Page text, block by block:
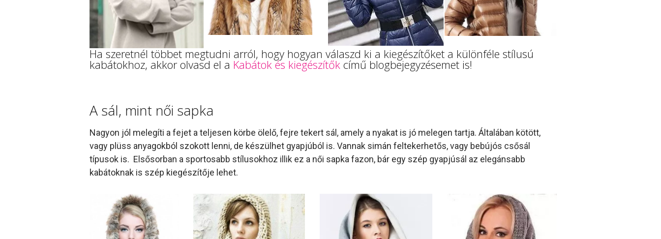
Ha szeretnél többet megtudni arról, hogy hogyan válaszd ki a kiegészítőket a különféle stílusú
kabátokhoz, akkor olvasd el a Kabátok és kiegészítők című blogbejegyzésemet is!
A sál, mint női sapka
Nagyon jól melegíti a fejet a teljesen körbe ölelő, fejre tekert sál, amely a nyakat is jó melegen tartja. Általában kötött,
vagy plüss anyagokból szokott lenni, de készülhet gyapjúból is. Vannak simán feltekerhetős, vagy bebújós csősál
típusok is. Elsősorban a sportosabb stílusokhoz illik ez a női sapka fazon, bár egy szép gyapjúsál az elegánsabb
kabátoknak is szép kiegészítője lehet.